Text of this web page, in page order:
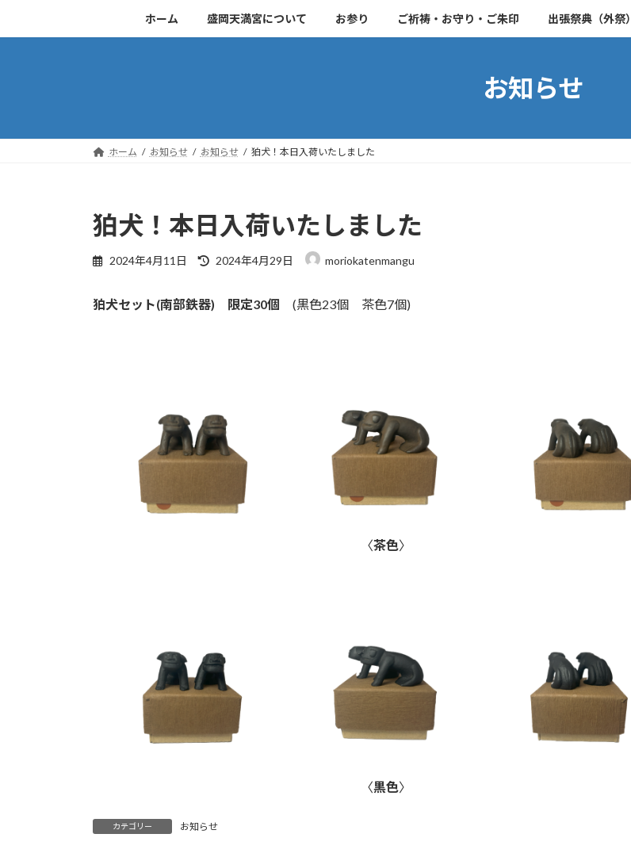
キ
に
ホーム 盛岡天満宮について お参り ご祈祷・お守り・ご朱印 出張祭典（外祭）
お知らせ
ホーム お知らせ お知らせ 狛犬！本日入荷いたしました
狛犬！本日入荷いたしました
2024年4月11日
最
2024年4月29日 moriokatenmangu
狛犬セット(南部鉄器) 限定30個 (黒色23個 茶色7個)
〈茶色〉
〈黒色〉
カテゴリー お知らせ